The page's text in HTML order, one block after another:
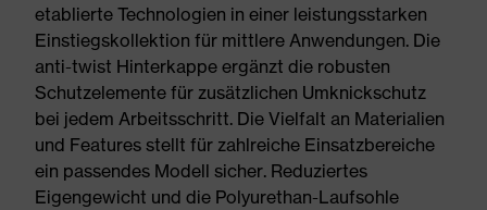
etablierte Technologien in einer leistungsstarken
Einstiegskollektion für mittlere Anwendungen. Die
anti-twist Hinterkappe ergänzt die robusten
Schutzelemente für zusätzlichen Umknickschutz
bei jedem Arbeitsschritt. Die Vielfalt an Materialien
und Features stellt für zahlreiche Einsatzbereiche
ein passendes Modell sicher. Reduziertes
Eigengewicht und die Polyurethan-Laufsohle